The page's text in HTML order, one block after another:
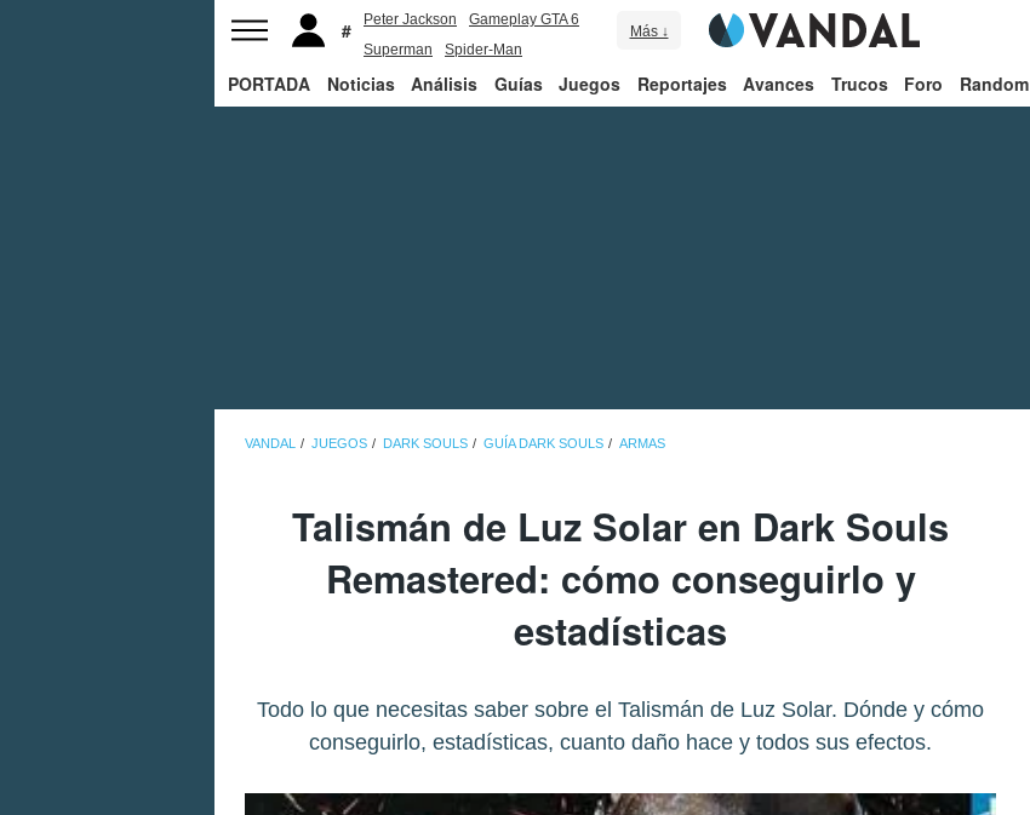
Peter Jackson
Gameplay GTA 6
Superman
Spider-Man
Más ↓
PORTADA Noticias Análisis Guías Juegos Reportajes Avances Trucos Foro Random
VANDAL JUEGOS DARK SOULS GUÍA DARK SOULS ARMAS
Talismán de Luz Solar en Dark Souls
Remastered: cómo conseguirlo y
estadísticas
Todo lo que necesitas saber sobre el Talismán de Luz Solar. Dónde y cómo
conseguirlo, estadísticas, cuanto daño hace y todos sus efectos.